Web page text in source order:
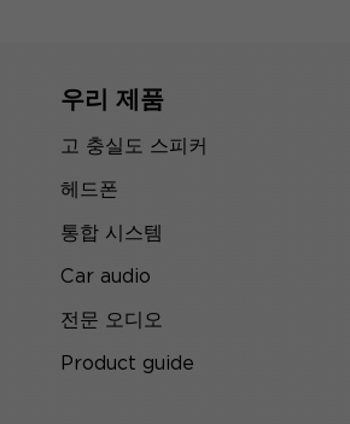
우리 제품
고 충실도 스피커
헤드폰
통합 시스템
Car audio
전문 오디오
Product guide